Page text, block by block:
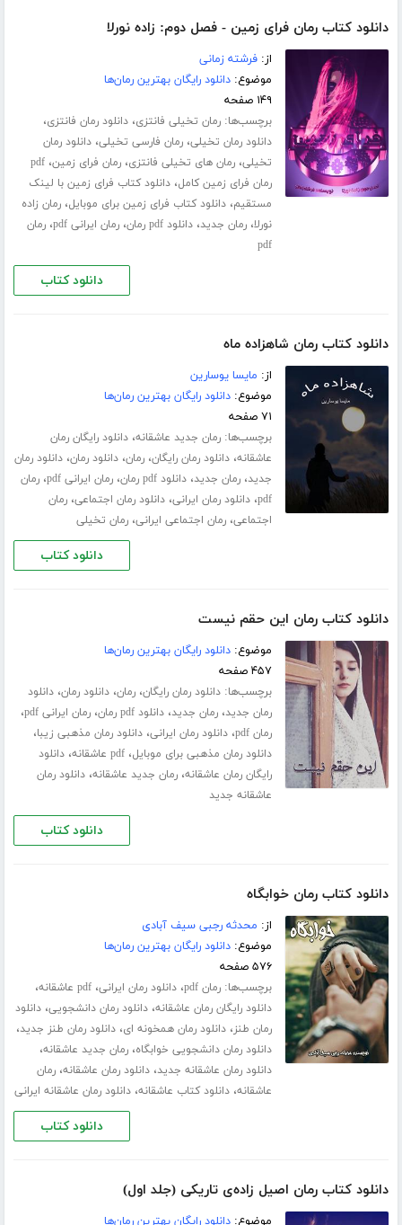
دانلود کتاب رمان فرای زمین - فصل دوم: زاده نورلا
از:فرشته زمانی
موضوع:دانلود رایگان بهترین رمان‌ها
۱۴۹ صفحه
برچسب‌ها:رمان تخیلی فانتزی،دانلود رمان فانتزی،
دانلود رمان تخیلی،رمان فارسی تخیلی،دانلود رمان
تخیلی،رمان های تخیلی فانتزی،رمان فرای زمین،pdf
رمان فرای زمین کامل،دانلود کتاب فرای زمین با لینک
مستقیم،دانلود کتاب فرای زمین برای موبایل،رمان زاده
نورلا،رمان جدید،دانلود pdf رمان ،رمان ایرانی pdf ،رمان
pdf
دانلود کتاب
دانلود کتاب رمان شاهزاده ماه
از: مایسا یوسارین
موضوع:دانلود رایگان بهترین رمان‌ها
۷۱ صفحه
برچسب‌ها:رمان جدید عاشقانه،دانلود رایگان رمان
عاشقانه،دانلود رمان رایگان،رمان،دانلود رمان،دانلود رمان
جدید،رمان جدید،دانلود pdf رمان ،رمان ایرانی pdf ،رمان
pdf،دانلود رمان ایرانی،دانلود رمان اجتماعی،رمان
اجتماعی،رمان اجتماعی ایرانی،رمان تخیلی
دانلود کتاب
دانلود کتاب رمان این حقم نیست
موضوع:دانلود رایگان بهترین رمان‌ها
۴۵۷ صفحه
برچسب‌ها:دانلود رمان رایگان،رمان،دانلود رمان،دانلود
رمان جدید،رمان جدید،دانلود pdf رمان ،رمان ایرانی pdf ،
رمان pdf ،دانلود رمان ایرانی،دانلود رمان مذهبی زیبا،
دانلود رمان مذهبی برای موبایل،pdf عاشقانه ،دانلود
رایگان رمان عاشقانه،رمان جدید عاشقانه،دانلود رمان
عاشقانه جدید
دانلود کتاب
دانلود کتاب رمان خوابگاه
از: محدثه رجبی سیف آبادی
موضوع:دانلود رایگان بهترین رمان‌ها
۵۷۶ صفحه
برچسب‌ها:رمان pdf ،دانلود رمان ایرانی،pdf عاشقانه ،
دانلود رایگان رمان عاشقانه،دانلود رمان دانشجویی،دانلود
رمان طنز،دانلود رمان همخونه ای،دانلود رمان طنز جدید،
دانلود رمان دانشجویی خوابگاه،رمان جدید عاشقانه،
دانلود رمان عاشقانه جدید،دانلود رمان عاشقانه،رمان
عاشقانه،دانلود کتاب عاشقانه،دانلود رمان عاشقانه ایرانی
دانلود کتاب
دانلود کتاب رمان اصیل زاده‌ی تاریکی (جلد اول)
موضوع:دانلود رایگان بهترین رمان‌ها